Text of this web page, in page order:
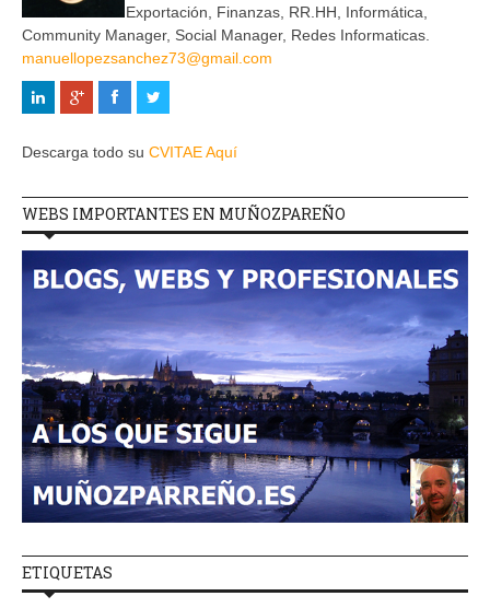
Exportación, Finanzas, RR.HH, Informática,
Community Manager, Social Manager, Redes Informaticas.
manuellopezsanchez73@gmail.com
Descarga todo su CVITAE Aquí
WEBS IMPORTANTES EN MUÑOZPAREÑO
ETIQUETAS